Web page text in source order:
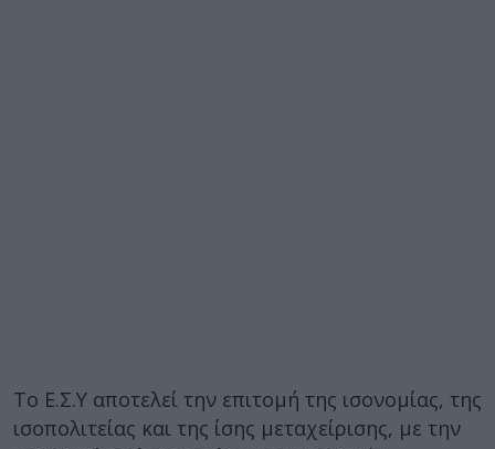
Το Ε.Σ.Υ αποτελεί την επιτομή της ισονομίας, της
ισοπολιτείας και της ίσης μεταχείρισης, με την